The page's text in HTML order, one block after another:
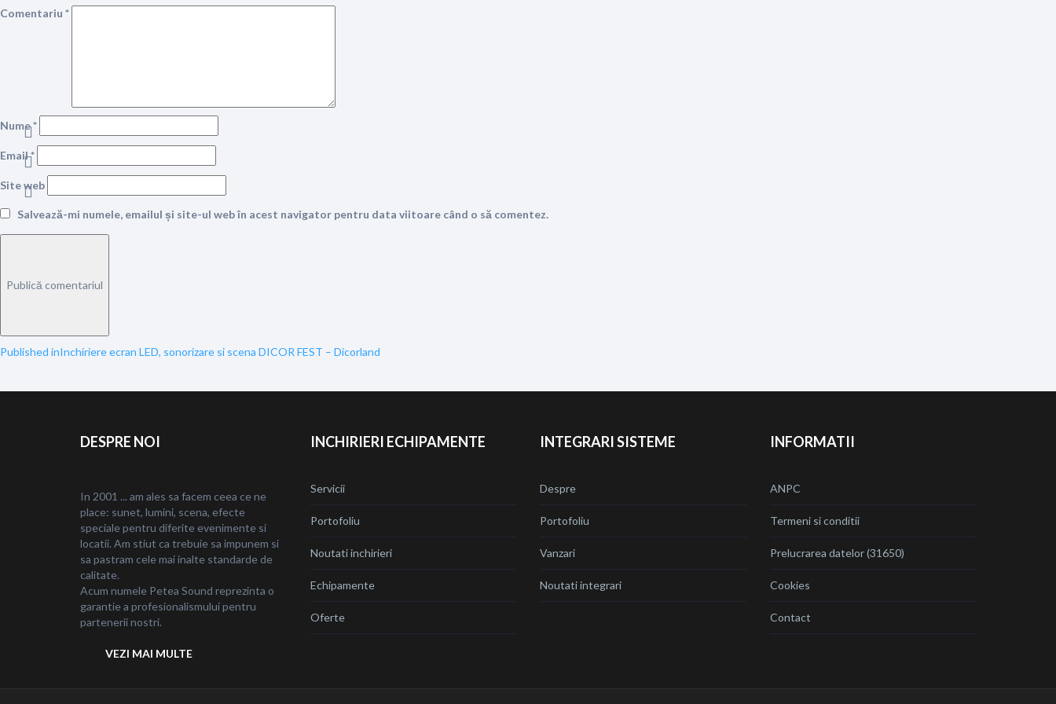
Comentariu *
Nume*
Email*
Site web
Salvează-mi numele, emailul și site-ul web în acest navigator pentru data viitoare când o să comentez.
Navigare
Published inInchiriere ecran LED, sonorizare si scena DICOR FEST – Dicorland
DESPRE NOI
In 2001 ... am ales sa facem ceea ce ne
place: sunet, lumini, scena, efecte
speciale pentru diferite evenimente si
locatii. Am stiut ca trebuie sa impunem si
sa pastram cele mai inalte standarde de
calitate.
Acum numele Petea Sound reprezinta o
garantie a profesionalismului pentru
partenerii nostri.
VEZI MAI MULTE
INCHIRIERI ECHIPAMENTE
Servicii
Portofoliu
Noutati inchirieri
Echipamente
Oferte
INTEGRARI SISTEME
Despre
Portofoliu
Vanzari
Noutati integrari
INFORMATII
ANPC
Termeni si conditii
Prelucrarea datelor (31650)
Cookies
Contact